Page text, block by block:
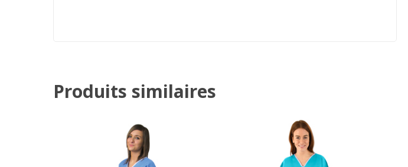
Produits similaires